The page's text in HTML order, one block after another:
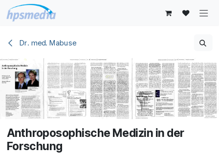
Zum Inhalt springen
Dr. med. Mabuse
Anthroposophische Medizin in der
Forschung